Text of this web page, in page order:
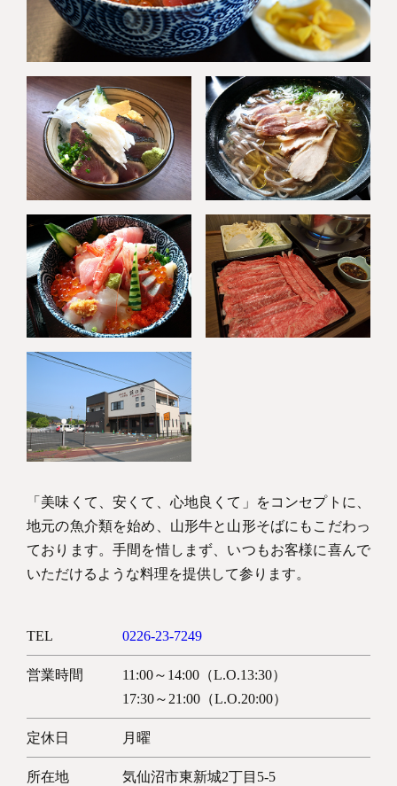
Copyright © KESENNUMA CREW SHIP All rights reserved.
「美味くて、安くて、心地良くて」をコンセプトに、
地元の魚介類を始め、山形牛と山形そばにもこだわっ
ております。手間を惜しまず、いつもお客様に喜んで
いただけるような料理を提供して参ります。
TEL 0226-23-7249
営業時間
11:00～14:00（L.O.13:30）
17:30～21:00（L.O.20:00）
定休日 月曜
所在地 気仙沼市東新城2丁目5-5